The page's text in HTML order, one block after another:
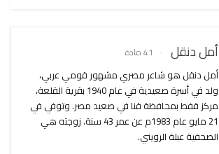
أمل دنقل 41 مادة
أمل دنقل هو شاعر مصري مشهور قومي عربي،
ولد في أسرة صعيدية في عام 1940 بقرية القلعة،
مركز قفط بمحافظة قنا في صعيد مصر. وتوفي في
21 مايو عام 1983م عن عمر 43 سنة. زوجته هي
الصحفية عبلة الرويني.